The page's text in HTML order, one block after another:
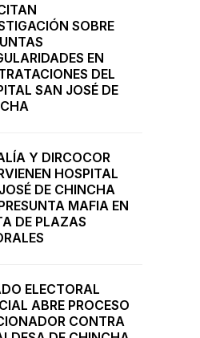
SOBRE
EN
DEL
SAN JOSÉ DE
Y DIRCOCOR
HOSPITAL
DE CHINCHA
MAFIA EN
DE PLAZAS
ELECTORAL
ABRE PROCESO
CONTRA